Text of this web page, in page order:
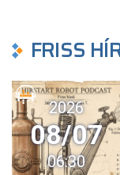
FRISS
2026
08/07
06:30